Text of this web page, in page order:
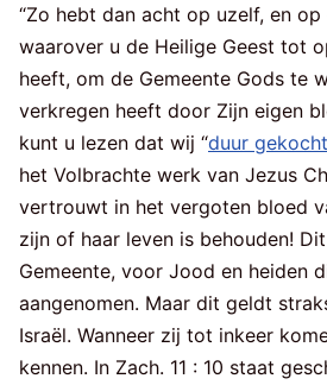
“Zo hebt dan acht op uzelf, en
waarover u de Heilige Geest tot
heeft, om de Gemeente Gods te
verkregen heeft door Zijn eigen
kunt u lezen dat wij “duur gekocht
het Volbrachte werk van Jezus
vertrouwt in het vergoten bloed
zijn of haar leven is behouden!
Gemeente, voor Jood en heiden
aangenomen. Maar dit geldt
Israël. Wanneer zij tot inkeer
kennen. In Zach. 11 : 10 staat